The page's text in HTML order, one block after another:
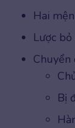
Hai
Lược
Chuyển
Bị